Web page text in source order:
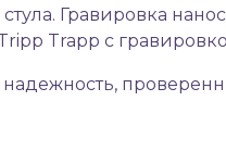
Гравировка
Trapp с
надежность,